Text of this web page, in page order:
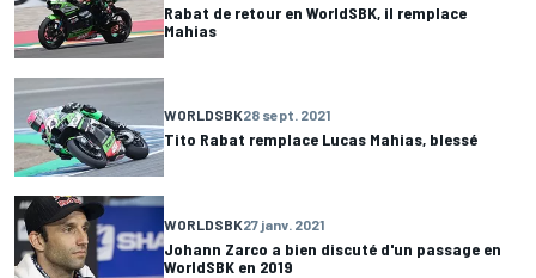
Rabat de retour en WorldSBK, il remplace
Mahias
WORLDSBK28 sept. 2021
Tito Rabat remplace Lucas Mahias, blessé
WORLDSBK27 janv. 2021
Johann Zarco a bien discuté d'un passage en
WorldSBK en 2019